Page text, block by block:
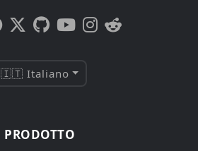
🇮🇹 Italiano
PRODOTTO